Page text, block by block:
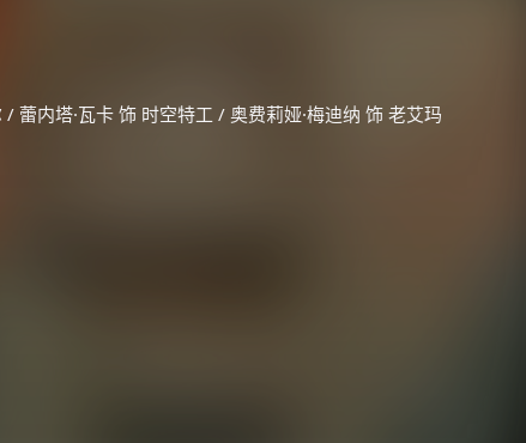
内塔·瓦卡 饰 时空特工 / 奥费莉娅·梅迪纳 饰 老艾玛